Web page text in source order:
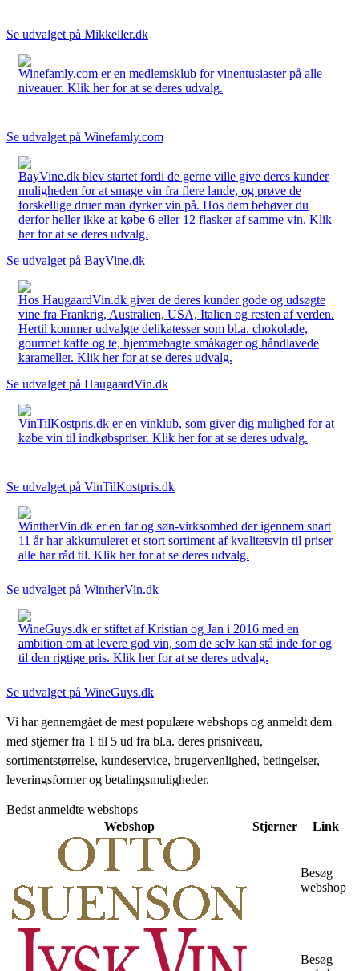
Se udvalget på Mikkeller.dk
Winefamly.com er en medlemsklub for vinentusiaster på alle
niveauer. Klik her for at se deres udvalg.
Se udvalget på Winefamly.com
BayVine.dk blev startet fordi de gerne ville give deres kunder
muligheden for at smage vin fra flere lande, og prøve de
forskellige druer man dyrker vin på. Hos dem behøver du
derfor heller ikke at købe 6 eller 12 flasker af samme vin. Klik
her for at se deres udvalg.
Se udvalget på BayVine.dk
Hos HaugaardVin.dk giver de deres kunder gode og udsøgte
vine fra Frankrig, Australien, USA, Italien og resten af verden.
Hertil kommer udvalgte delikatesser som bl.a. chokolade,
gourmet kaffe og te, hjemmebagte småkager og håndlavede
karameller. Klik her for at se deres udvalg.
Se udvalget på HaugaardVin.dk
VinTilKostpris.dk er en vinklub, som giver dig mulighed for at
købe vin til indkøbspriser. Klik her for at se deres udvalg.
Se udvalget på VinTilKostpris.dk
WintherVin.dk er en far og søn-virksomhed der igennem snart
11 år har akkumuleret et stort sortiment af kvalitetsvin til priser
alle har råd til. Klik her for at se deres udvalg.
Se udvalget på WintherVin.dk
WineGuys.dk er stiftet af Kristian og Jan i 2016 med en
ambition om at levere god vin, som de selv kan stå inde for og
til den rigtige pris. Klik her for at se deres udvalg.
Se udvalget på WineGuys.dk
Vi har gennemgået de mest populære webshops og anmeldt dem
med stjerner fra 1 til 5 ud fra bl.a. deres prisniveau,
sortimentstørrelse, kundeservice, brugervenlighed, betingelser,
leveringsformer og betalingsmuligheder.
Bedst anmeldte webshops
Webshop
Stjerner Link
Besøg
webshop
Besøg